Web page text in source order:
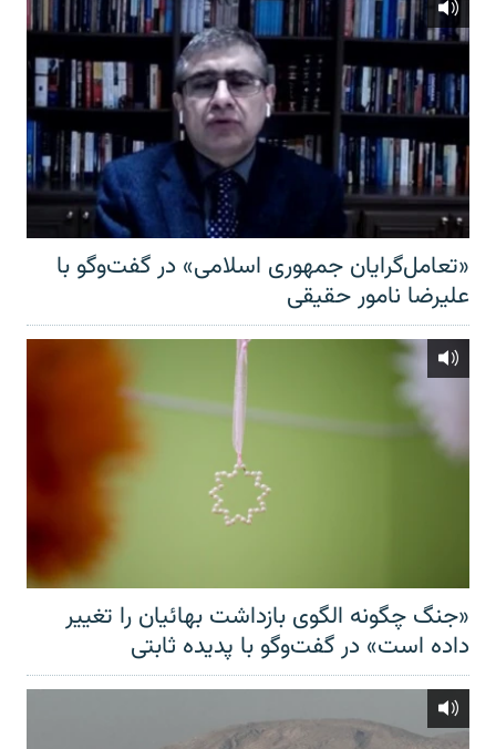
«تعامل‌گرایان جمهوری اسلامی» در گفت‌وگو با
علیرضا نامور حقیقی
«جنگ چگونه الگوی بازداشت بهائیان را تغییر
داده است» در گفت‌وگو با پدیده ثابتی